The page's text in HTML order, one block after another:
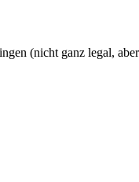
(nicht ganz legal,